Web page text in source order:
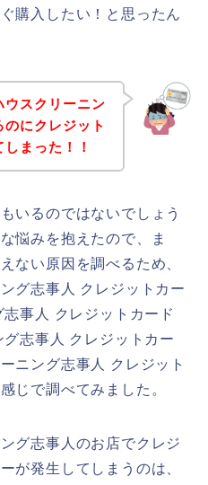
購入したい！と思ったん
ウスクリーニン
にクレジット
まった！！
いるのではないでしょう
悩みを抱えたので、ま
ない原因を調べるため、
グ志事人 クレジットカー
志事人 クレジットカード
志事人 クレジットカー
ニング志事人 クレジット
じで調べてみました。
グ志事人のお店でクレジ
が発生してしまうのは、